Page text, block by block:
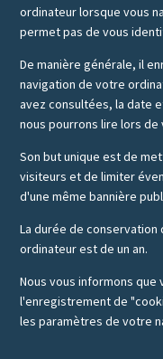
ordinateur lorsque vous
permet pas de vous
De manière générale, il
navigation de votre
avez consultées, la date
nous pourrons lire lors
Son but unique est de
visiteurs et de limiter
d'une même bannière
La durée de
ordinateur est de un an.
Nous vous informons
l'enregistrement de
les paramètres de votre